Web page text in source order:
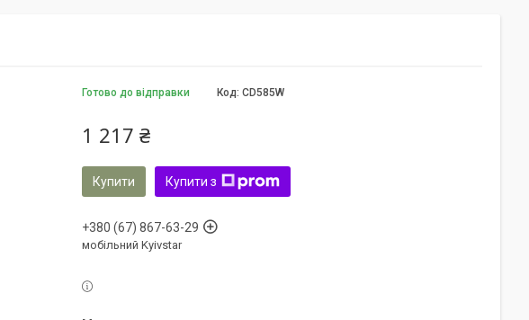
Готово до відправки Код: CD585W
1 217 ₴
Купити Купити з
+380 (67) 867-63-29
мобільний Kyivstar